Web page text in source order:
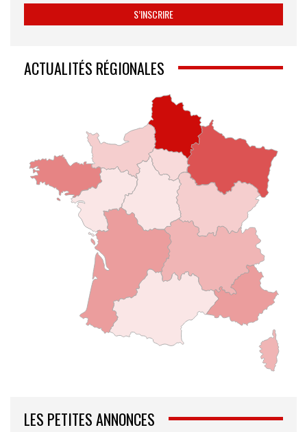
ACTUALITÉS RÉGIONALES
LES PETITES ANNONCES